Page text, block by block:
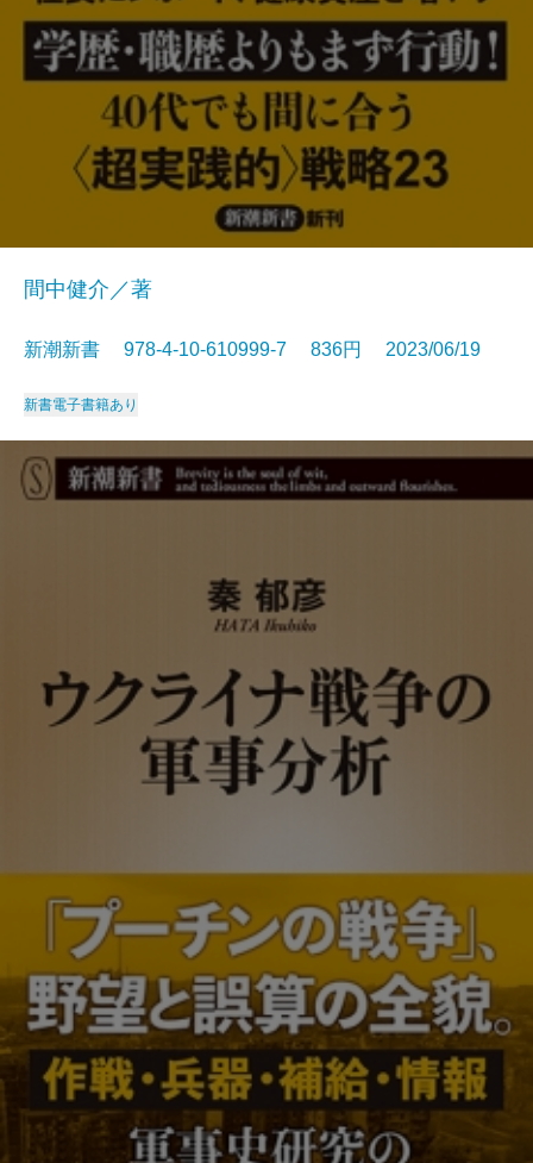
間中健介／著
新潮新書 978-4-10-610999-7 836円 2023/06/19
新書電子書籍あり